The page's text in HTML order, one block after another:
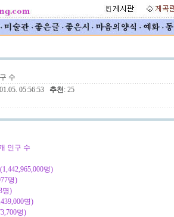
수
05:56:53 추천: 25
인구 수
명)
명)
명)
명)
명)